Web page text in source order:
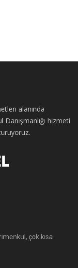
alanında
hizmeti
çok kısa